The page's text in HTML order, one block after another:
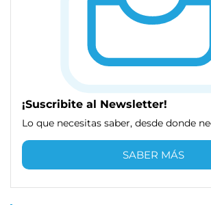
¡Suscribite al Newsletter!
Lo que necesitas saber, desde donde
SABER MÁS